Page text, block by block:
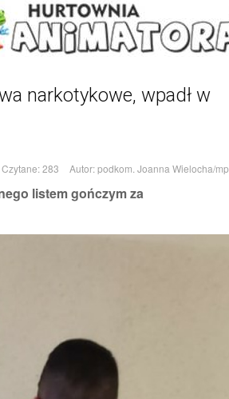
narkotykowe, wpadł w
Czytane: 283 Autor:podkom. Joanna Wielocha/mp
listem gończym za